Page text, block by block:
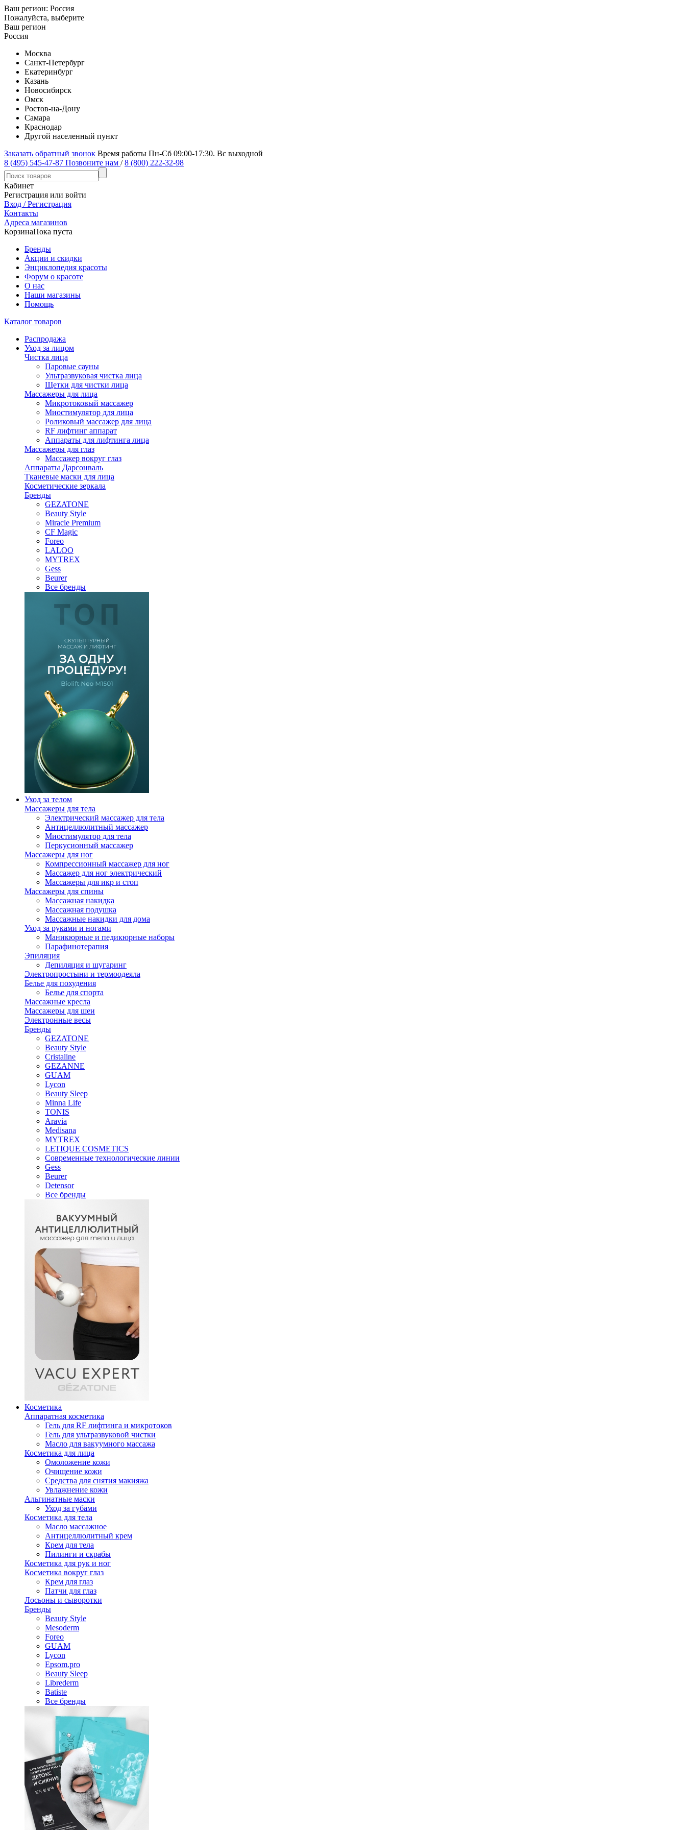
Ваш регион: Россия
Пожалуйста, выберите
Ваш регион
Россия
Москва
Санкт-Петербург
Екатеринбург
Казань
Новосибирск
Омск
Ростов-на-Дону
Самара
Краснодар
Другой населенный пункт
Заказать обратный звонок Время работы Пн-Сб 09:00-17:30. Вс выходной
8 (495) 545-47-87 Позвоните нам / 8 (800) 222-32-98
Кабинет
Регистрация или войти
Вход / Регистрация
Контакты
Адреса магазинов
КорзинаПока пуста
Бренды
Акции и скидки
Энциклопедия красоты
Форум о красоте
О нас
Наши магазины
Помощь
Каталог товаров
Распродажа
Уход за лицом
Чистка лица
Паровые сауны
Ультразвуковая чистка лица
Щетки для чистки лица
Массажеры для лица
Микротоковый массажер
Миостимулятор для лица
Роликовый массажер для лица
RF лифтинг аппарат
Аппараты для лифтинга лица
Массажеры для глаз
Массажер вокруг глаз
Аппараты Дарсонваль
Тканевые маски для лица
Косметические зеркала
Бренды
GEZATONE
Beauty Style
Miracle Premium
CF Magic
Foreo
LALOO
MYTREX
Gess
Beurer
Все бренды
Уход за телом
Массажеры для тела
Электрический массажер для тела
Антицеллюлитный массажер
Миостимулятор для тела
Перкусионный массажер
Массажеры для ног
Компрессионный массажер для ног
Массажер для ног электрический
Массажеры для икр и стоп
Массажеры для спины
Массажная накидка
Массажная подушка
Массажные накидки для дома
Уход за руками и ногами
Маникюрные и педикюрные наборы
Парафинотерапия
Эпиляция
Депиляция и шугаринг
Электропростыни и термоодеяла
Белье для похудения
Белье для спорта
Массажные кресла
Массажеры для шеи
Электронные весы
Бренды
GEZATONE
Beauty Style
Cristaline
GEZANNE
GUAM
Lycon
Beauty Sleep
Minna Life
TONIS
Aravia
Medisana
MYTREX
LETIQUE COSMETICS
Современные технологические линии
Gess
Beurer
Detensor
Все бренды
Косметика
Аппаратная косметика
Гель для RF лифтинга и микротоков
Гель для ультразвуковой чистки
Масло для вакуумного массажа
Косметика для лица
Омоложение кожи
Очищение кожи
Средства для снятия макияжа
Увлажнение кожи
Альгинатные маски
Уход за губами
Косметика для тела
Масло массажное
Антицеллюлитный крем
Крем для тела
Пилинги и скрабы
Косметика для рук и ног
Косметика вокруг глаз
Крем для глаз
Патчи для глаз
Лосьоны и сыворотки
Бренды
Beauty Style
Mesoderm
Foreo
GUAM
Lycon
Epsom.pro
Beauty Sleep
Librederm
Batiste
Все бренды